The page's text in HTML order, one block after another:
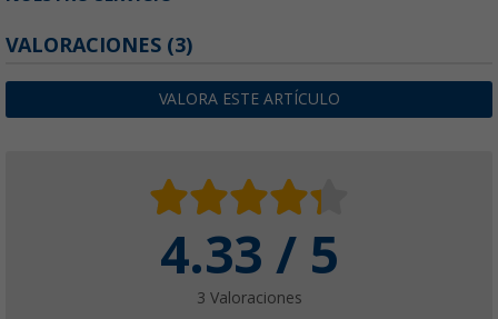
VALORACIONES (3)
VALORA ESTE ARTÍCULO
4.33 / 5
3 Valoraciones